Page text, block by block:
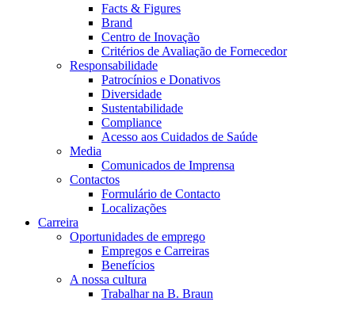
Facts & Figures
Brand
Centro de Inovação
Critérios de Avaliação de Fornecedor
Responsabilidade
Patrocínios e Donativos
Diversidade
Sustentabilidade
Compliance
Acesso aos Cuidados de Saúde
Media
Comunicados de Imprensa
Contactos
Formulário de Contacto
Localizações
Carreira
Oportunidades de emprego
Empregos e Carreiras
Benefícios
A nossa cultura
Trabalhar na B. Braun